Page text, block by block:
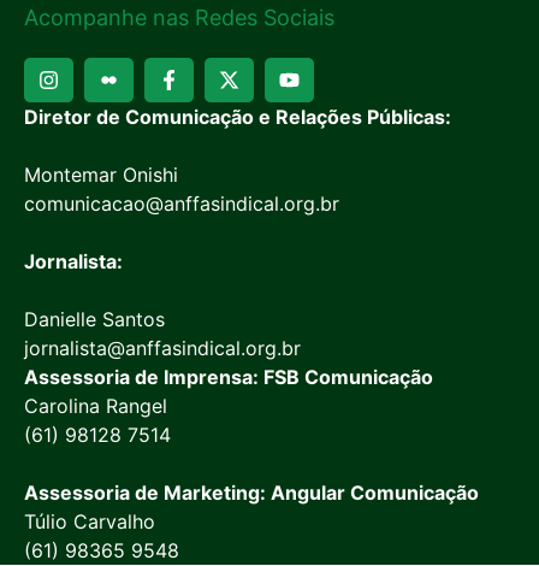
Acompanhe nas Redes Sociais
Diretor de Comunicação e Relações Públicas:
Montemar Onishi
comunicacao@anffasindical.org.br
Jornalista:
Danielle Santos
jornalista@anffasindical.org.br
Assessoria de Imprensa: FSB Comunicação
Carolina Rangel
(61) 98128 7514
Assessoria de Marketing: Angular Comunicação
Túlio Carvalho
(61) 98365 9548